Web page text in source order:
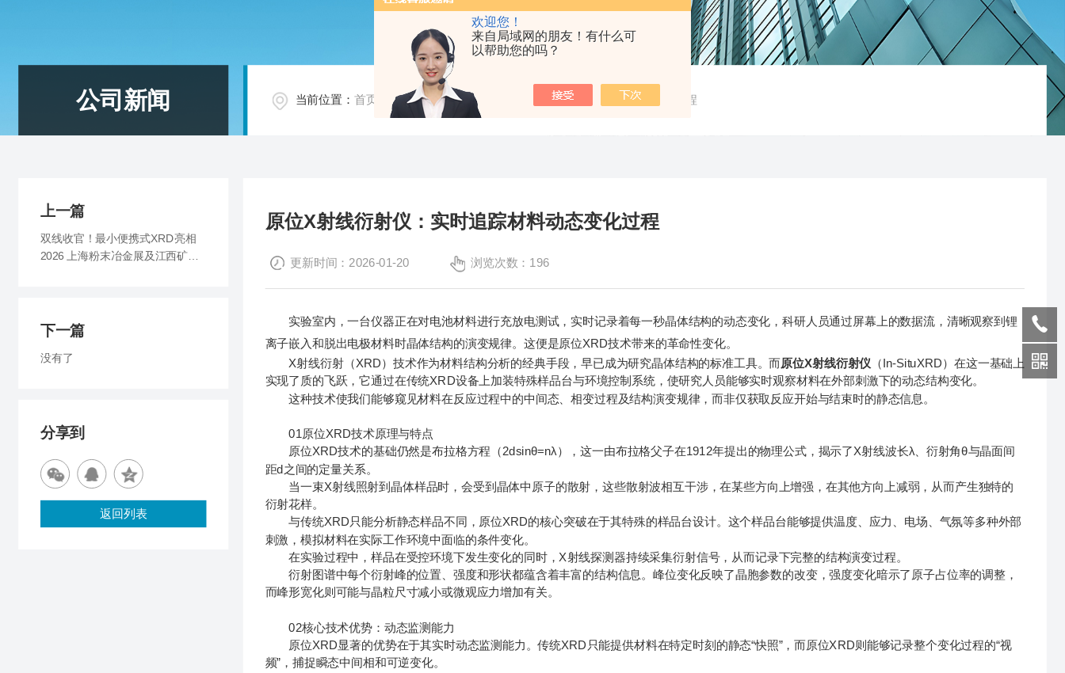
欢迎您！
来自局域网的朋友！有什么可
以帮助您的吗？
公司新闻 当前位置： 首页 公司新闻/ 原位X射线衍射仪：实时追踪材料动态变化过程
原位X射线衍射仪：实时追踪材料动态变化过程
更新时间：2026-01-20 浏览次数：196
实验室内，一台仪器正在对电池材料进行充放电测试，实时记录着每一秒晶体结构的动态变化，科研人员通过屏幕上的数据流，清晰观察到锂
离子嵌入和脱出电极材料时晶体结构的演变规律。这便是原位XRD技术带来的革命性变化。
X射线衍射（XRD）技术作为材料结构分析的经典手段，早已成为研究晶体结构的标准工具。而原位X射线衍射仪 （In-SituXRD）在这一基础上
实现了质的飞跃，它通过在传统XRD设备上加装特殊样品台与环境控制系统，使研究人员能够实时观察材料在外部刺激下的动态结构变化。
这种技术使我们能够窥见材料在反应过程中的中间态、相变过程及结构演变规律，而非仅获取反应开始与结束时的静态信息。
01原位XRD技术原理与特点
原位XRD技术的基础仍然是布拉格方程（2dsinθ=nλ），这一由布拉格父子在1912年提出的物理公式，揭示了X射线波长λ、衍射角θ与晶面间
距d之间的定量关系。
当一束X射线照射到晶体样品时，会受到晶体中原子的散射，这些散射波相互干涉，在某些方向上增强，在其他方向上减弱，从而产生独特的
衍射花样。
与传统XRD只能分析静态样品不同，原位XRD的核心突破在于其特殊的样品台设计。这个样品台能够提供温度、应力、电场、气氛等多种外部
刺激，模拟材料在实际工作环境中面临的条件变化。
在实验过程中，样品在受控环境下发生变化的同时，X射线探测器持续采集衍射信号，从而记录下完整的结构演变过程。
衍射图谱中每个衍射峰的位置、强度和形状都蕴含着丰富的结构信息。峰位变化反映了晶胞参数的改变，强度变化暗示了原子占位率的调整，
而峰形宽化则可能与晶粒尺寸减小或微观应力增加有关。
02核心技术优势：动态监测能力
原位XRD显著的优势在于其实时动态监测能力。传统XRD只能提供材料在特定时刻的静态“快照”，而原位XRD则能够记录整个变化过程的“视
频”，捕捉瞬态中间相和可逆变化。
上一篇
双线收官！最小便携式XRD亮相
2026 上海粉末冶金展及江西矿博
下一篇
没有了
分享到
返回列表